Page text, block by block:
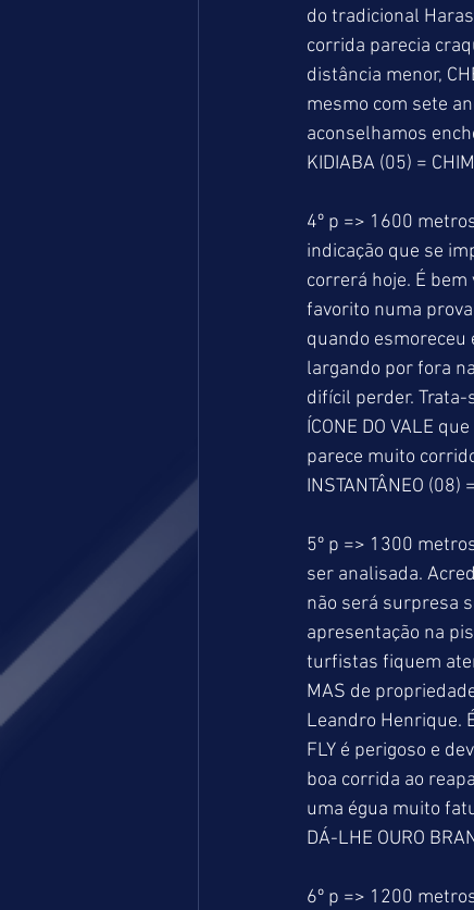
do tradicional
corrida parecia
distância menor,
mesmo com sete
aconselhamos
KIDIABA (05) =
4º p => 1600
indicação que se
correrá hoje. É
favorito numa
quando esmoreceu
largando por fora
difícil perder. Trata-
ÍCONE DO VALE
parece muito
INSTANTÂNEO (08)
5º p => 1300
ser analisada.
não será surpresa
apresentação na
turfistas fiquem
MAS de
Leandro Henrique.
FLY é perigoso e
boa corrida ao
uma égua muito
DÁ-LHE OURO
6º p => 1200